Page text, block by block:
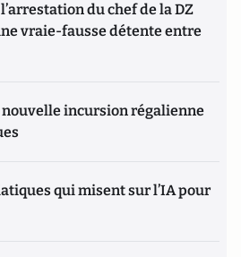
du chef de la DZ
vraie-fausse détente entre
nouvelle incursion régalienne
qui misent sur l’IA pour